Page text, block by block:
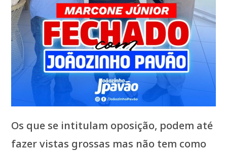
Os que se intitulam oposição, podem até
fazer vistas grossas mas não tem como